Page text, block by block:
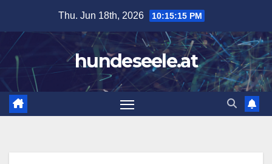
content
Thu. Jun 18th, 2026 10:15:16 PM
hundeseele.at